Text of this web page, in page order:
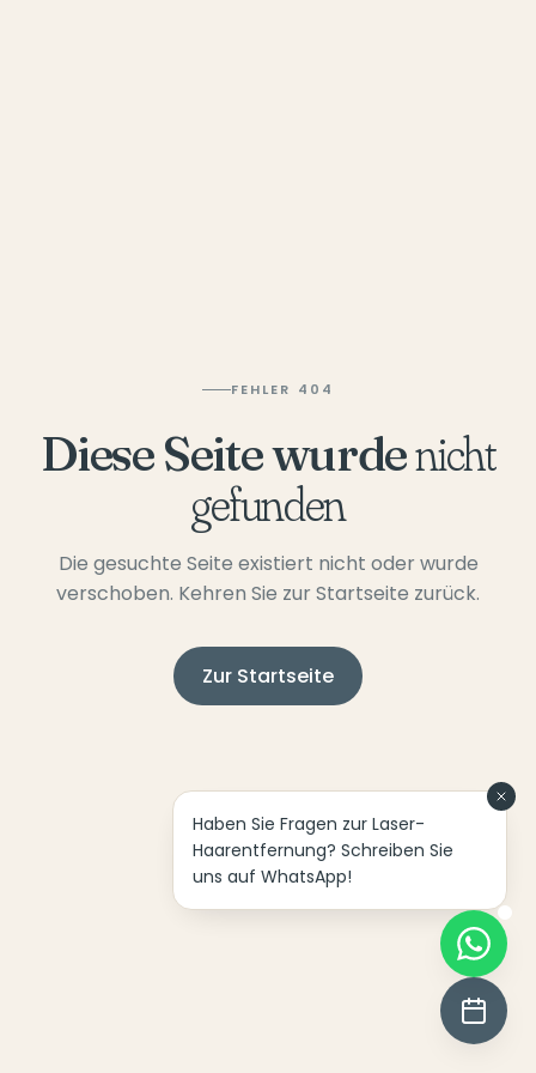
FEHLER 404
Diese Seite wurdenicht
gefunden
Die gesuchte Seite existiert nicht oder wurde
verschoben. Kehren Sie zur Startseite zurück.
Zur Startseite
Haben Sie Fragen zur Laser-
Haarentfernung? Schreiben Sie
uns auf WhatsApp!